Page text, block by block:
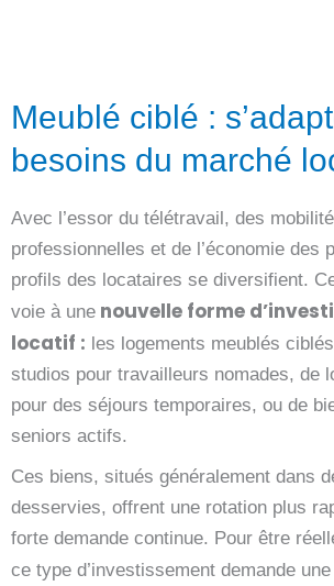
Meublé ciblé :
besoins du marché
Avec l’essor du télétravail, des
professionnelles et de l’économie des
profils des locataires se diversifient.
voie à une nouvelle forme
locatif : les logements meublés
studios pour travailleurs nomades, de
pour des séjours temporaires, ou de
seniors actifs.
Ces biens, situés généralement dans
desservies, offrent une rotation plus
forte demande continue. Pour être
ce type d’investissement demande une